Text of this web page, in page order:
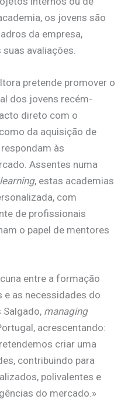
os jovens são
da empresa,
avaliações.
pretende promover o
dos jovens recém-
direto com o
da aquisição de
às
Assentes numa
, estas academias
com
de profissionais
o papel de mentores
entre a formação
e as necessidades do
Salgado, managing
acrescentando:
criar uma
contribuindo para
polivalentes e
do mercado.»